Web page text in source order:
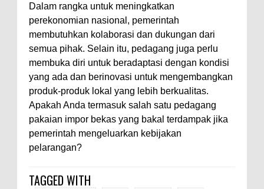
Dalam rangka untuk meningkatkan
perekonomian nasional, pemerintah
membutuhkan kolaborasi dan dukungan dari
semua pihak. Selain itu, pedagang juga perlu
membuka diri untuk beradaptasi dengan kondisi
yang ada dan berinovasi untuk mengembangkan
produk-produk lokal yang lebih berkualitas.
Apakah Anda termasuk salah satu pedagang
pakaian impor bekas yang bakal terdampak jika
pemerintah mengeluarkan kebijakan
pelarangan?
TAGGED WITH